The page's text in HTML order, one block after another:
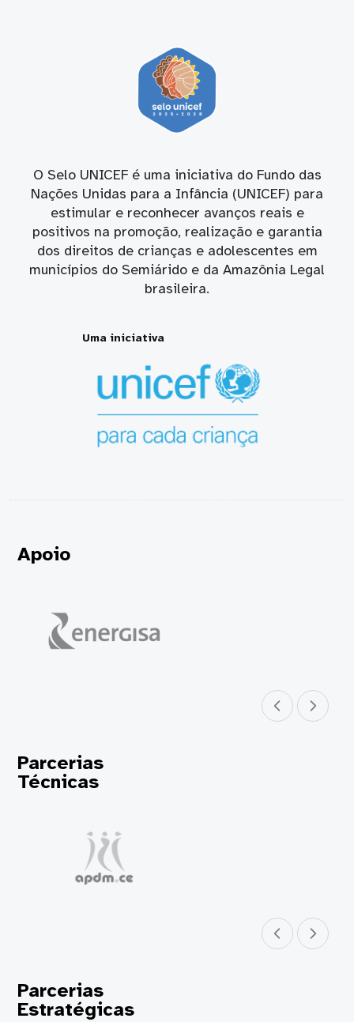
O Selo UNICEF é uma iniciativa do Fundo das
Nações Unidas para a Infância (UNICEF) para
estimular e reconhecer avanços reais e
positivos na promoção, realização e garantia
dos direitos de crianças e adolescentes em
municípios do Semiárido e da Amazônia Legal
brasileira.
Uma iniciativa
Apoio
Parceiro anterior
Próximo
Parcerias
Técnicas
Parceiro anterior
Próximo
Parcerias
Estratégicas